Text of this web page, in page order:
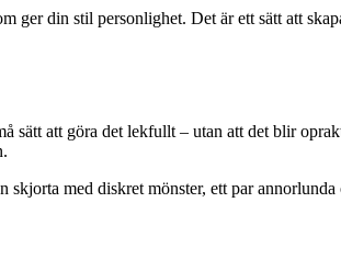
din stil personlighet. Det är ett sätt att
att göra det lekfullt – utan att det blir
med diskret mönster, ett par